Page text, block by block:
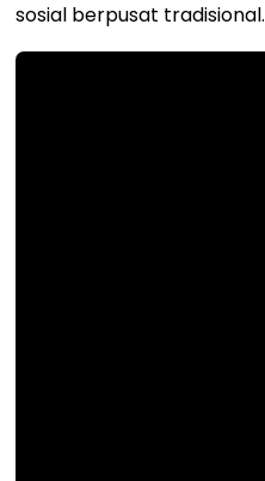
sosial berpusat tradisional.